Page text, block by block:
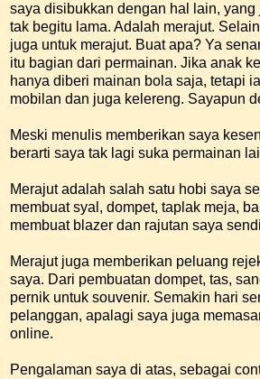
saya disibukkan dengan hal lain, yang
tak begitu lama. Adalah merajut.
juga untuk merajut. Buat apa? Ya
itu bagian dari permainan. Jika anak
hanya diberi mainan bola saja, tetapi
mobilan dan juga kelereng. Sayapun
Meski menulis memberikan saya
berarti saya tak lagi suka permainan
Merajut adalah salah satu hobi saya
membuat syal, dompet, taplak meja,
membuat blazer dan rajutan saya
Merajut juga memberikan peluang
saya. Dari pembuatan dompet, tas,
pernik untuk souvenir. Semakin hari
pelanggan, apalagi saya juga
online.
Pengalaman saya di atas, sebagai